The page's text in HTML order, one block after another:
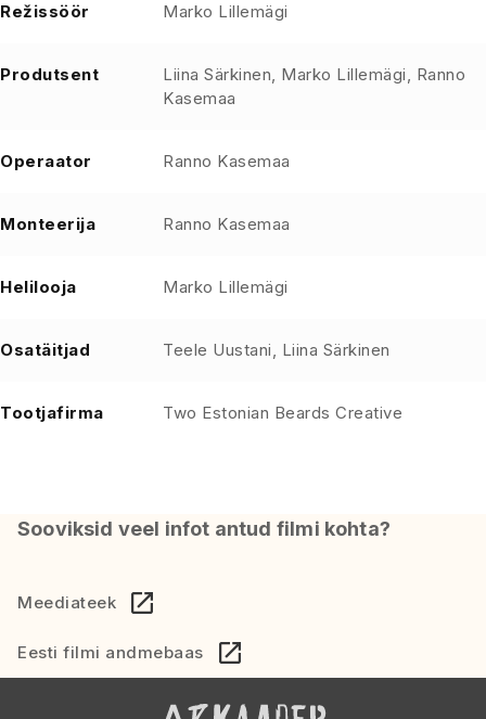
Režissöör Marko Lillemägi
Produtsent
Liina Särkinen, Marko Lillemägi, Ranno
Kasemaa
Operaator Ranno Kasemaa
Monteerija Ranno Kasemaa
Helilooja Marko Lillemägi
Osatäitjad Teele Uustani, Liina Särkinen
Tootjafirma Two Estonian Beards Creative
Sooviksid veel infot antud filmi kohta?
Meediateek
Eesti filmi andmebaas